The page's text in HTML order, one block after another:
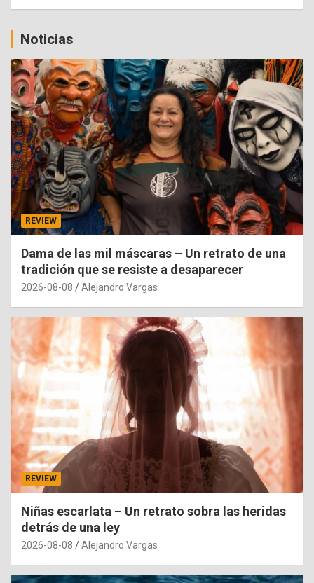
Noticias
REVIEW
Dama de las mil máscaras – Un retrato de una
tradición que se resiste a desaparecer
2026-08-08 Alejandro Vargas
REVIEW
Niñas escarlata – Un retrato sobra las heridas
detrás de una ley
2026-08-08 Alejandro Vargas